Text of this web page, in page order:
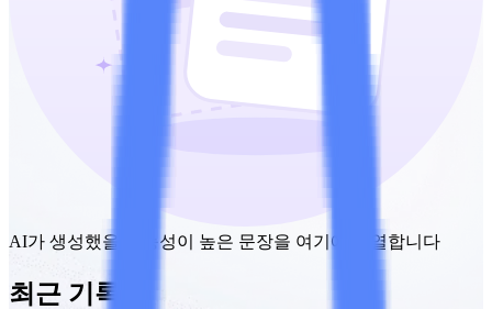
AI가 생성했을 가능성이 높은 문장을 여기에 나열합니다
최근 기록